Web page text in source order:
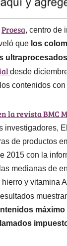
e
a
d
s
Proesa, centro de
que los
ultraprocesados
desde
contenidos
la revista BMC
investigadores,
de productos
2015 con la
medianas de
y vitamina
máximo